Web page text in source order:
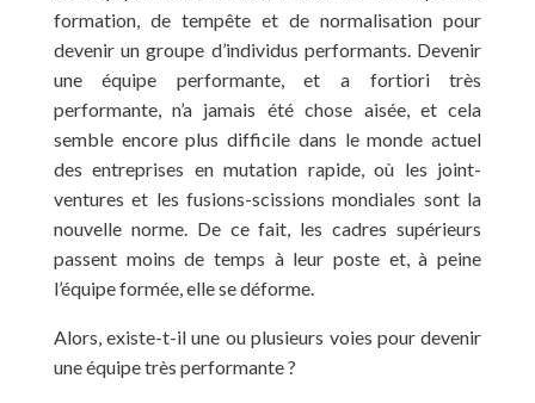
formation, de tempête et de normalisation pour
devenir un groupe d’individus performants. Devenir
une équipe performante, et a fortiori très
performante, n’a jamais été chose aisée, et cela
semble encore plus difficile dans le monde actuel
des entreprises en mutation rapide, où les joint-
ventures et les fusions-scissions mondiales sont la
nouvelle norme. De ce fait, les cadres supérieurs
passent moins de temps à leur poste et, à peine
l’équipe formée, elle se déforme.
Alors, existe-t-il une ou plusieurs voies pour devenir
une équipe très performante ?